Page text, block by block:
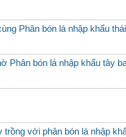
Phân bón lá nhập khẩu
Phân bón lá nhập khẩu tây
với phân bón lá nhập